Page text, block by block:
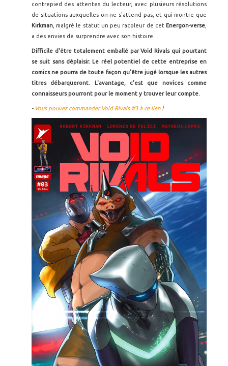
contrepied des attentes du lecteur, avec plusieurs résolutions
de situations auxquelles on ne s'attend pas, et qui montre que
Kirkman , malgré le statut un peu racoleur de cet Energon-verse
a des envies de surprendre avec son histoire.
Difficile d'être totalement emballé par Void Rivals qui pourtant
se suit sans déplaisir. Le réel potentiel de cette entreprise en
comics ne pourra de toute façon qu'être jugé lorsque les autres
titres débarqueront. L'avantage, c'est que novices comme
connaisseurs pourront pour le moment y trouver leur compte.
- Vous pouvez commander Void Rivals #3 à ce lien!